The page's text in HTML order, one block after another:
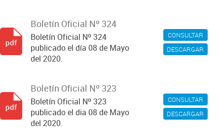
CONSULTAR
DESCARGAR
Boletín Oficial Nº 324
Boletín Oficial Nº 324
publicado el día 08 de Mayo
del 2020.
pdf
CONSULTAR
DESCARGAR
Boletín Oficial Nº 323
Boletín Oficial Nº 323
publicado el dia 08 de Mayo
del 2020.
pdf